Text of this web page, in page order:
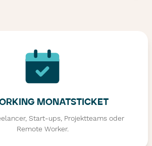
MONATSTICKET
Start-ups, Projektteams oder
Remote Worker.